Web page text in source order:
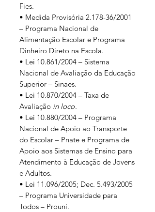
Fies.
• Medida Provisória 2.178-36/2001
– Programa Nacional de
Alimentação Escolar e Programa
Dinheiro Direto na Escola.
• Lei 10.861/2004 – Sistema
Nacional de Avaliação da Educação
Superior – Sinaes.
• Lei 10.870/2004 – Taxa de
Avaliação in loco.
• Lei 10.880/2004 – Programa
Nacional de Apoio ao Transporte
do Escolar – Pnate e Programa de
Apoio aos Sistemas de Ensino para
Atendimento à Educação de Jovens
e Adultos.
• Lei 11.096/2005; Dec. 5.493/2005
– Programa Universidade para
Todos – Prouni.